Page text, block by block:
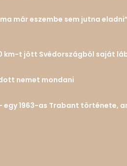
már eszembe sem jutna
km-t jött Svédországból saját
nemet mondani
egy 1963-as Trabant története,